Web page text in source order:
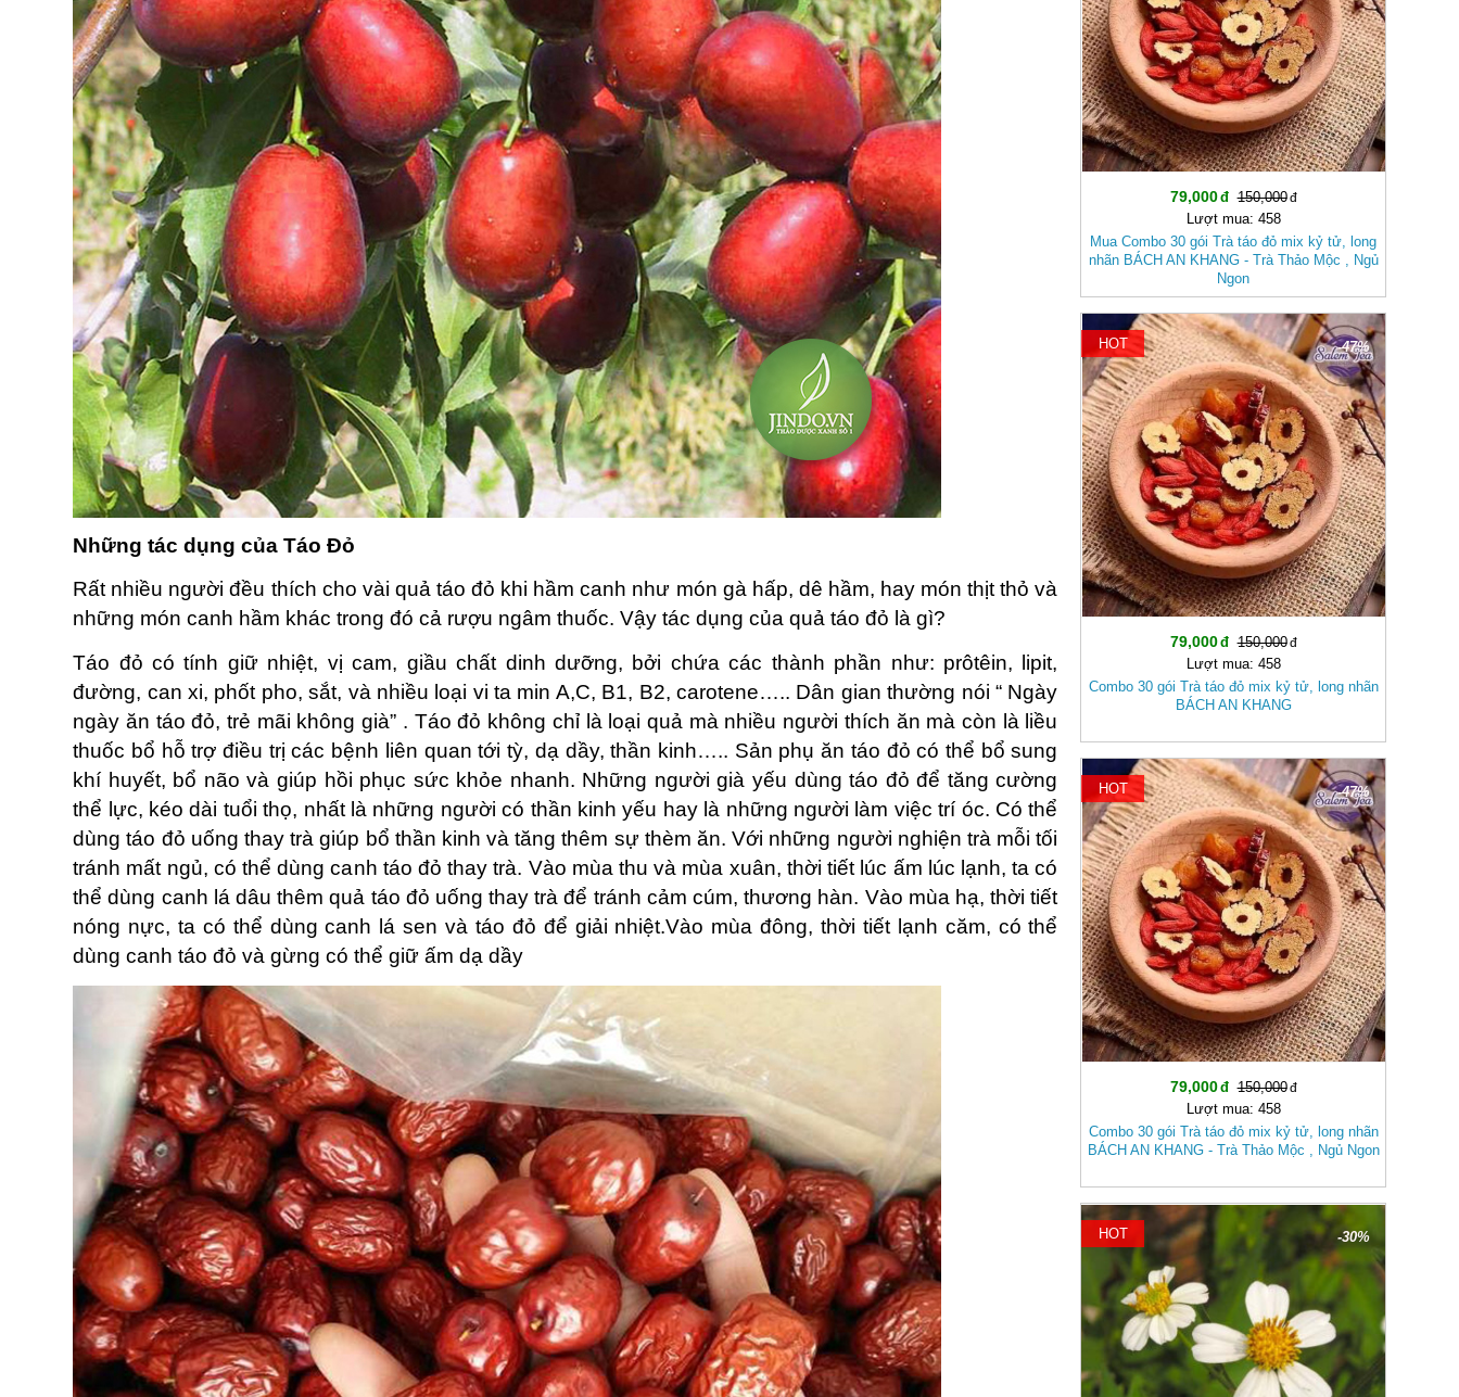
Những tác dụng của Táo Đỏ
Rất nhiều người đều thích cho vài quả táo đỏ khi hầm canh như món gà hấp, dê hầm, hay món thịt thỏ và
những món canh hầm khác trong đó cả rượu ngâm thuốc. Vậy tác dụng của quả táo đỏ là gì?
Táo đỏ có tính giữ nhiệt, vị cam, giầu chất dinh dưỡng, bởi chứa các thành phần như: prôtêin, lipit,
đường, can xi, phốt pho, sắt, và nhiều loại vi ta min A,C, B1, B2, carotene….. Dân gian thường nói “ Ngày
ngày ăn táo đỏ, trẻ mãi không già” . Táo đỏ không chỉ là loại quả mà nhiều người thích ăn mà còn là liều
thuốc bổ hỗ trợ điều trị các bệnh liên quan tới tỳ, dạ dầy, thần kinh….. Sản phụ ăn táo đỏ có thể bổ sung
khí huyết, bổ não và giúp hồi phục sức khỏe nhanh. Những người già yếu dùng táo đỏ để tăng cường
thể lực, kéo dài tuổi thọ, nhất là những người có thần kinh yếu hay là những người làm việc trí óc. Có thể
dùng táo đỏ uống thay trà giúp bổ thần kinh và tăng thêm sự thèm ăn. Với những người nghiện trà mỗi tối
tránh mất ngủ, có thể dùng canh táo đỏ thay trà. Vào mùa thu và mùa xuân, thời tiết lúc ấm lúc lạnh, ta có
thể dùng canh lá dâu thêm quả táo đỏ uống thay trà để tránh cảm cúm, thương hàn. Vào mùa hạ, thời tiết
nóng nực, ta có thể dùng canh lá sen và táo đỏ để giải nhiệt.Vào mùa đông, thời tiết lạnh căm, có thể
dùng canh táo đỏ và gừng có thể giữ ấm dạ dầy
79,000
150,000
Lượt mua: 458
Mua Combo 30 gói Trà táo đỏ mix kỷ tử, long
nhãn BÁCH AN KHANG - Trà Thảo Mộc , Ngủ
Ngon
-47%
HOT
79,000
150,000
Lượt mua: 458
Combo 30 gói Trà táo đỏ mix kỷ tử, long nhãn
BÁCH AN KHANG
-47%
HOT
79,000
150,000
Lượt mua: 458
Combo 30 gói Trà táo đỏ mix kỷ tử, long nhãn
BÁCH AN KHANG - Trà Thảo Mộc , Ngủ Ngon
-30%
HOT